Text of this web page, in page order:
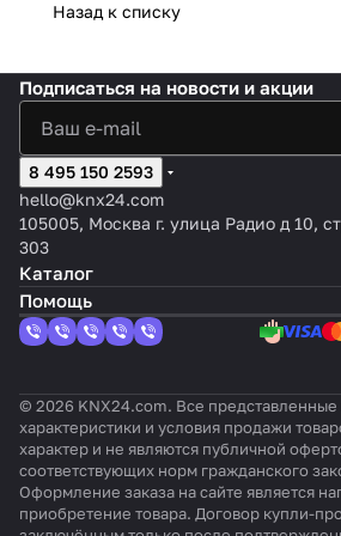
- 8
кно
пок
-
Ша
мпа
нь
Tecla
кнопо
чный,
PC-
пласт
ик,
цвет:
й
- 6
к -
Сереб
ристы
(рамка
ZS70
не
компл
ект)
70x70
кнопк
и -
а ZS70
не
входи
т в
ект)
— 4
кно
ит
кнопоч
ный,
глянцев
и -
т в
Назад к списку
Подписаться на новости и акции
8 495 150 2593
hello@knx24.com
105005, Москва г. улица Радио д 10,
303
Каталог
Помощь
© 2026 KNX24.com. Все представленные
характеристики и условия продажи
характер и не являются публичной
соответствующих норм гражданского
Оформление заказа на сайте является
приобретение товара. Договор купли-